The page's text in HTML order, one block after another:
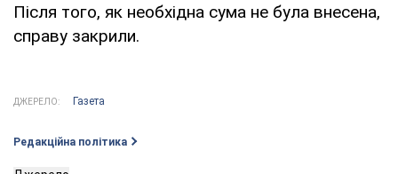
Після того, як необхідна сума не була внесена,
справу закрили.
ДЖЕРЕЛО: Газета
Редакційна політика